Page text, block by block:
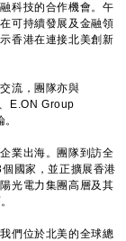
科技的合作機會。午
可持續發展及金融領
香港在連接北美創新
流，團隊亦與
E.ON Group
業出海。團隊到訪全
國家，並正擴展香港
光電力集團高層及其
們位於北美的全球總